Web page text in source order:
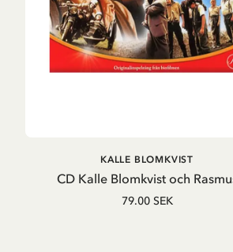
LÄGG I VARUKORG
CD Kalle Blomkvist och
KALLE BLOMKVIST
79.00 SEK